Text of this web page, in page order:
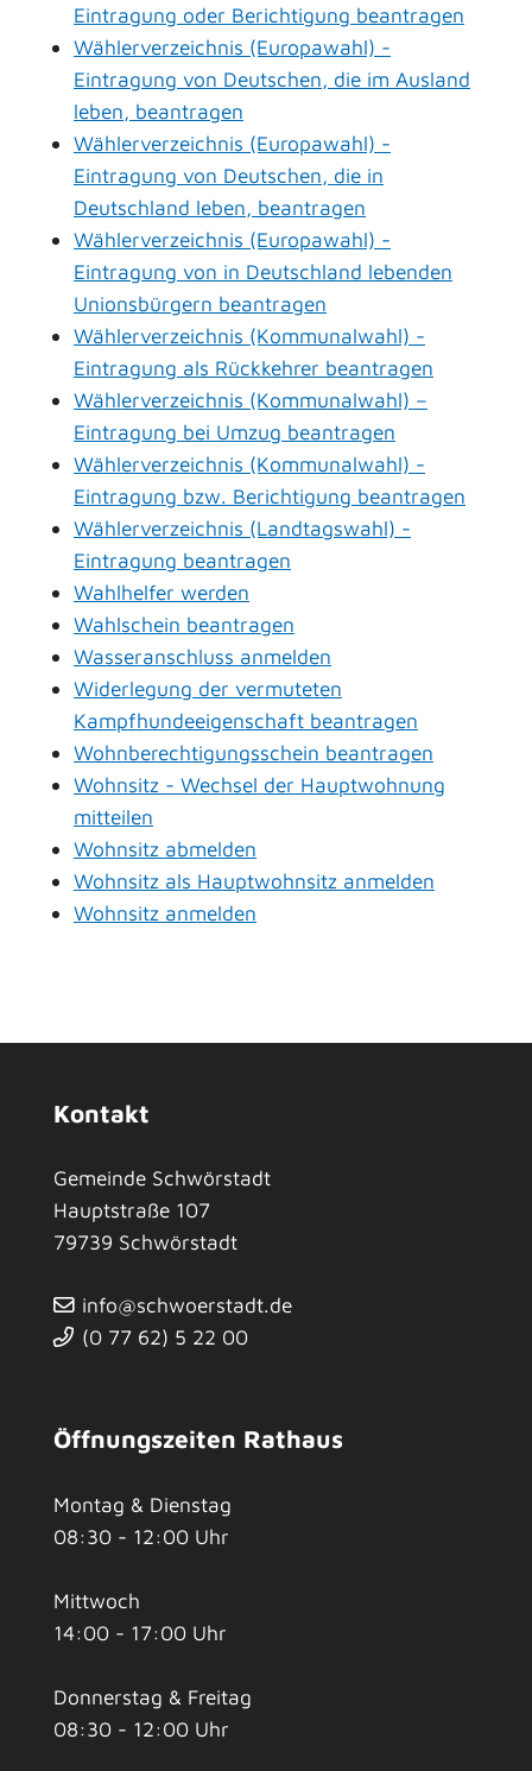
Eintragung oder Berichtigung beantragen
Wählerverzeichnis (Europawahl) -
Eintragung von Deutschen, die im Ausland
leben, beantragen
Wählerverzeichnis (Europawahl) -
Eintragung von Deutschen, die in
Deutschland leben, beantragen
Wählerverzeichnis (Europawahl) -
Eintragung von in Deutschland lebenden
Unionsbürgern beantragen
Wählerverzeichnis (Kommunalwahl) -
Eintragung als Rückkehrer beantragen
Wählerverzeichnis (Kommunalwahl) –
Eintragung bei Umzug beantragen
Wählerverzeichnis (Kommunalwahl) -
Eintragung bzw. Berichtigung beantragen
Wählerverzeichnis (Landtagswahl) -
Eintragung beantragen
Wahlhelfer werden
Wahlschein beantragen
Wasseranschluss anmelden
Widerlegung der vermuteten
Kampfhundeeigenschaft beantragen
Wohnberechtigungsschein beantragen
Wohnsitz - Wechsel der Hauptwohnung
mitteilen
Wohnsitz abmelden
Wohnsitz als Hauptwohnsitz anmelden
Wohnsitz anmelden
Kontakt
Gemeinde Schwörstadt
Hauptstraße 107
79739 Schwörstadt
info@schwoerstadt.de
(0 77 62) 5 22 00
Öffnungszeiten Rathaus
Montag & Dienstag
08:30 - 12:00 Uhr
Mittwoch
14:00 - 17:00 Uhr
Donnerstag & Freitag
08:30 - 12:00 Uhr